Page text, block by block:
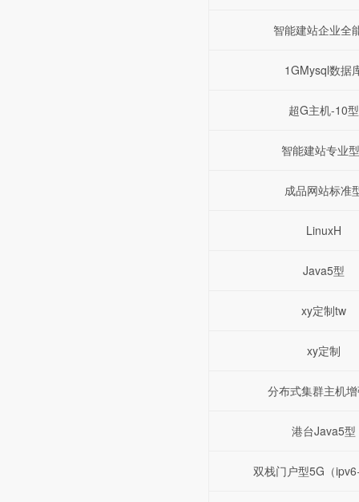
智能建站企业全
1GMysql数据
超G主机-10型
智能建站专业
成品网站标准
LinuxH
Java5型
xy定制tw
xy定制
分布式集群主机
港台Java5型
双栈门户型5G（